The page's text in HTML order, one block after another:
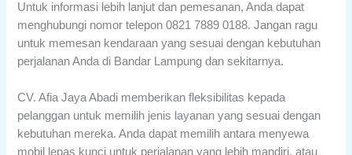
Untuk informasi lebih lanjut dan pemesanan, Anda dapat
menghubungi nomor telepon 0821 7889 0188. Jangan ragu
untuk memesan kendaraan yang sesuai dengan kebutuhan
perjalanan Anda di Bandar Lampung dan sekitarnya.
CV. Afia Jaya Abadi memberikan fleksibilitas kepada
pelanggan untuk memilih jenis layanan yang sesuai dengan
kebutuhan mereka. Anda dapat memilih antara menyewa
mobil lepas kunci untuk perjalanan yang lebih mandiri, atau